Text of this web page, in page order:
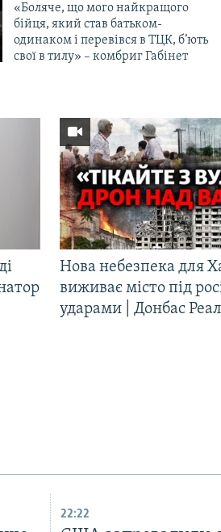
«Боляче, що мого найкращого
бійця, який став батьком-
одинаком і перевівся в ТЦК, б’ють
свої в тилу» – комбриг Габінет
Нова небезпека для
виживає місто під
ударами | Донбас
22:22